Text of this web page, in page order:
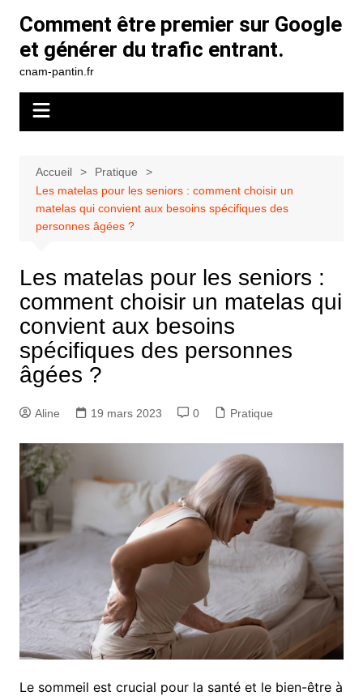
contenu
Comment être premier sur Google
et générer du trafic entrant.
cnam-pantin.fr
Accueil
Pratique
Les matelas pour les seniors : comment choisir un
matelas qui convient aux besoins spécifiques des
personnes âgées ?
Les matelas pour les seniors :
comment choisir un matelas qui
convient aux besoins
spécifiques des personnes
âgées ?
Aline 19 mars 2023 0 Pratique
Le sommeil est crucial pour la santé et le bien-être à